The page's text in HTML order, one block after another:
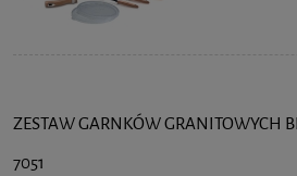
ZESTAW GARNKÓW GRANITOWYCH
7051